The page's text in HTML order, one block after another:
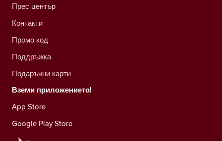
Прес център
Контакти
Промо код
Поддръжка
Подаръчни карти
Вземи приложението!
App Store
Google Play Store